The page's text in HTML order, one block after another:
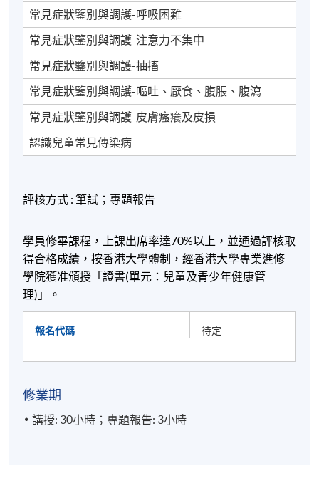
常見症狀鑒別與調護-呼吸困難
常見症狀鑒別與調護-注意力不集中
常見症狀鑒別與調護-抽搐
常見症狀鑒別與調護-嘔吐、厭食、腹脹、腹瀉
常見症狀鑒別與調護-皮膚瘙癢及皮損
認識兒童常見傳染病
評核方式 :筆試 ；專題報告
學員修畢課程，上課出席率達70%以上，並通過評核取
得合格成績，按香港大學體制，經香港大學專業進修
學院獲准頒授「證書(單元：兒童及青少年健康管
理) 」。
報名代碼 待定
修業期
講授: 30小時；專題報告: 3小時